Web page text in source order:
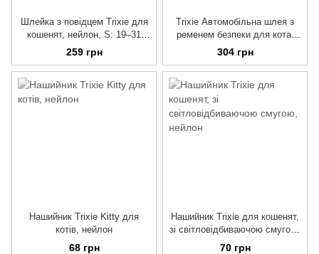
Шлейка з повідцем Trixie для
кошенят, нейлон, S: 19–31
см/8 мм
259 грн
Trixie Автомобільна шлея з
ременем безпеки для кота,
червона
304 грн
Нашийник Trixie Kitty для
котів, нейлон
68 грн
Нашийник Trixie для кошенят,
зі світловідбиваючою смугою,
нейлон
70 грн